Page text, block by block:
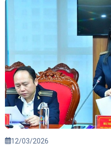
12/03/2026